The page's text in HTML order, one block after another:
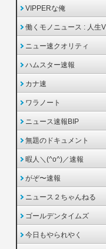
VIPPERな俺
働くモノニュース : 人生
ニュー速クオリティ
ハムスター速報
カナ速
ワラノート
ニュース速報BIP
無題のドキュメント
暇人＼(^o^)／速報
がぞ〜速報
ニュース２ちゃんねる
ゴールデンタイムズ
今日もやられやく